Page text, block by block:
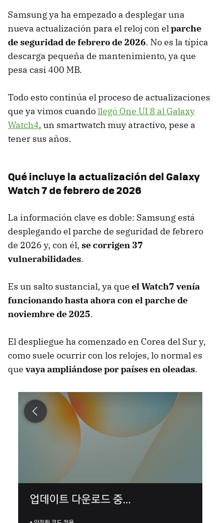
Samsung ya ha empezado a desplegar una
nueva actualización para el reloj con elparche
de seguridad de febrero de 2026. No es la típica
descarga pequeña de mantenimiento, ya que
pesa casi 400 MB.
Todo esto continúa el proceso de actualizaciones
que ya vimos cuandollegó One UI 8 al Galaxy
Watch4, un smartwatch muy atractivo, pese a
tener sus años.
Qué incluye la actualización del Galaxy
Watch 7 de febrero de 2026
La información clave es doble: Samsung está
desplegando el parche de seguridad de febrero
de 2026 y, con él, se corrigen 37
vulnerabilidades.
Es un salto sustancial, ya que el Watch7 venía
funcionando hasta ahora con el parche de
noviembre de 2025.
El despliegue ha comenzado en Corea del Sur y,
como suele ocurrir con los relojes, lo normal es
que vaya ampliándose por países en oleadas.